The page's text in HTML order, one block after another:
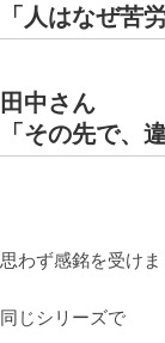
「人はなぜ苦
田中さん
「その先で、
思わず感銘を受けま
同じシリーズで